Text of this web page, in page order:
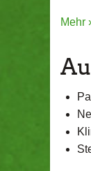
Mehr